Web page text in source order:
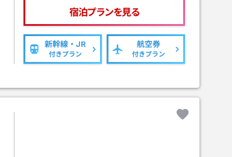
宿泊プランを見る
新幹線・JR
付きプラン
航空券
付きプラン